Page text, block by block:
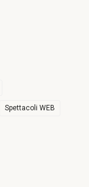
Spettacoli WEB